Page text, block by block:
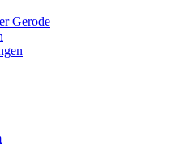
Gerode